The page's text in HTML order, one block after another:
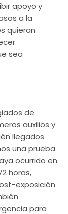
apoyo y
a la
quieran
sea
de
auxilios y
llegados
una prueba
ocurrido en
horas,
exposición
para